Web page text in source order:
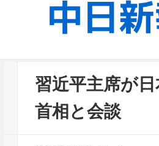
習近平主席が
首相と会談